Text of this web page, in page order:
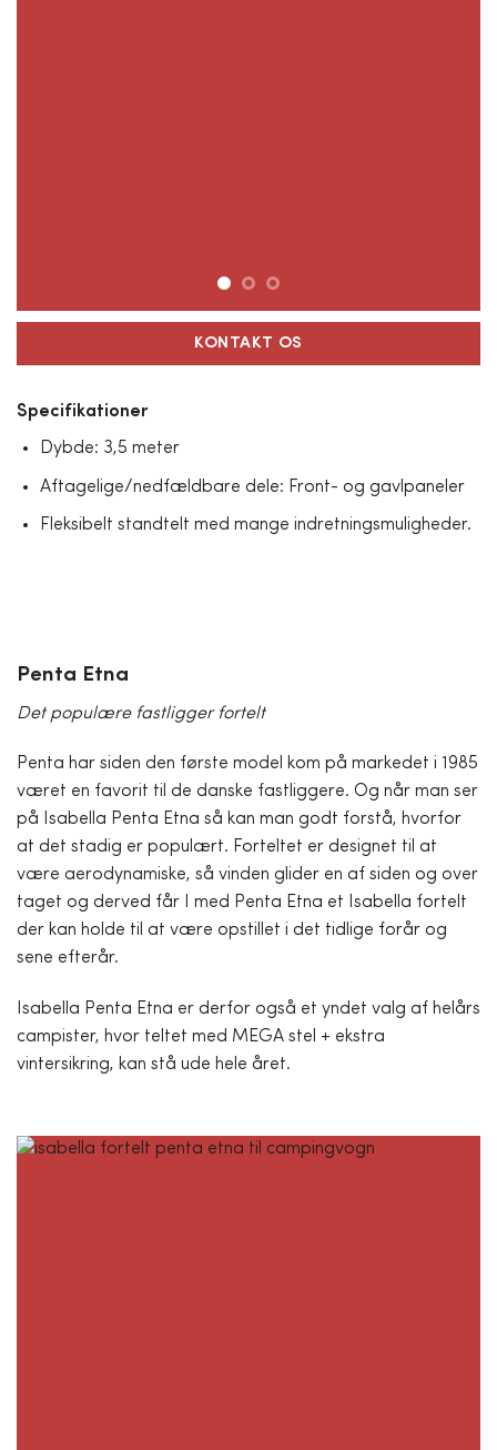
KONTAKT OS
Specifikationer
Dybde: 3,5 meter
Aftagelige/nedfældbare dele: Front- og gavlpaneler
Fleksibelt standtelt med mange indretningsmuligheder.
Penta Etna
Det populære fastligger fortelt
Penta har siden den første model kom på markedet i 1985
været en favorit til de danske fastliggere. Og når man ser
på Isabella Penta Etna så kan man godt forstå, hvorfor
at det stadig er populært. Forteltet er designet til at
være aerodynamiske, så vinden glider en af siden og over
taget og derved får I med Penta Etna et Isabella fortelt
der kan holde til at være opstillet i det tidlige forår og
sene efterår.
Isabella Penta Etna er derfor også et yndet valg af helårs
campister, hvor teltet med MEGA stel + ekstra
vintersikring, kan stå ude hele året.